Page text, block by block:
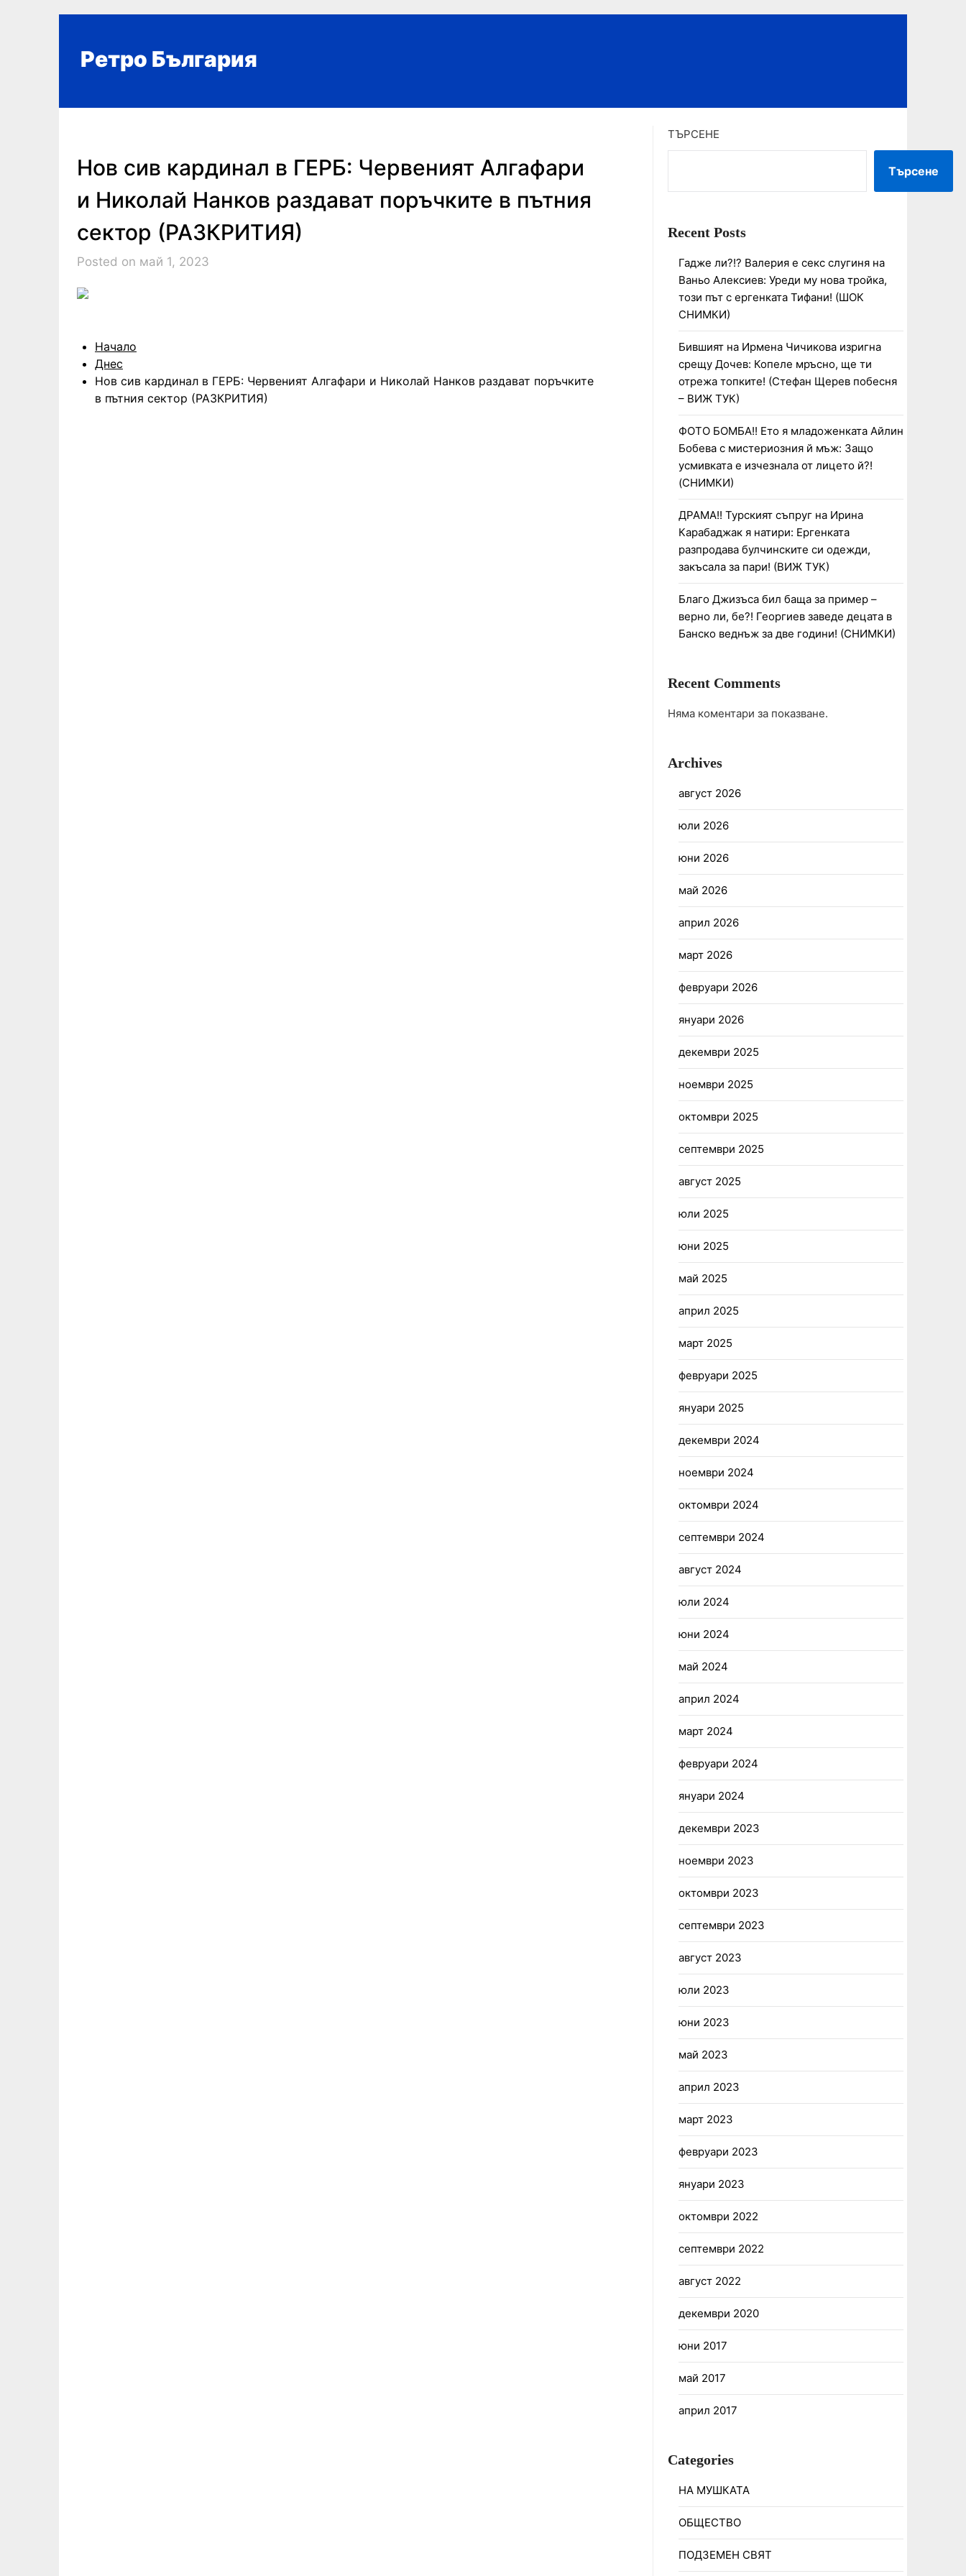
Ретро България
Нов сив кардинал в ГЕРБ: Червеният Алгафари
и Николай Нанков раздават поръчките в пътния
сектор (РАЗКРИТИЯ)
Posted on май 1, 2023
Начало
Днес
Нов сив кардинал в ГЕРБ: Червеният Алгафари и Николай Нанков раздават поръчките
в пътния сектор (РАЗКРИТИЯ)
ТЪРСЕНЕ
Търсене
Recent Posts
Гадже ли?!? Валерия е секс слугиня на
Ваньо Алексиев: Уреди му нова тройка,
този път с ергенката Тифани! (ШОК
СНИМКИ)
Бившият на Ирмена Чичикова изригна
срещу Дочев: Копеле мръсно, ще ти
отрежа топките! (Стефан Щерев побесня
– ВИЖ ТУК)
ФОТО БОМБА!! Ето я младоженката Айлин
Бобева с мистериозния й мъж: Защо
усмивката е изчезнала от лицето й?!
(СНИМКИ)
ДРАМА!! Турският съпруг на Ирина
Карабаджак я натири: Ергенката
разпродава булчинските си одежди,
закъсала за пари! (ВИЖ ТУК)
Благо Джизъса бил баща за пример –
верно ли, бе?! Георгиев заведе децата в
Банско веднъж за две години! (СНИМКИ)
Recent Comments
Няма коментари за показване.
Archives
август 2026
юли 2026
юни 2026
май 2026
април 2026
март 2026
февруари 2026
януари 2026
декември 2025
ноември 2025
октомври 2025
септември 2025
август 2025
юли 2025
юни 2025
май 2025
април 2025
март 2025
февруари 2025
януари 2025
декември 2024
ноември 2024
октомври 2024
септември 2024
август 2024
юли 2024
юни 2024
май 2024
април 2024
март 2024
февруари 2024
януари 2024
декември 2023
ноември 2023
октомври 2023
септември 2023
август 2023
юли 2023
юни 2023
май 2023
април 2023
март 2023
февруари 2023
януари 2023
октомври 2022
септември 2022
август 2022
декември 2020
юни 2017
май 2017
април 2017
Categories
НА МУШКАТА
ОБЩЕСТВО
ПОДЗЕМЕН СВЯТ